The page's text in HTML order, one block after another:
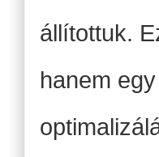
állítottuk.
hanem